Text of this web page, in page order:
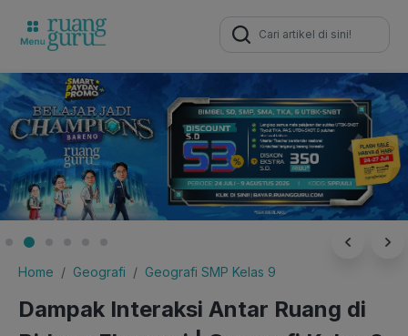
Search
for:
Home Geografi Geografi SMP Kelas 9
Dampak Interaksi Antar Ruang di